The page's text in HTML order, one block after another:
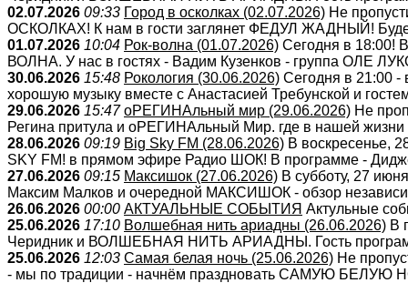
02.07.2026 09:33 Город в осколках (02.07.2026) Не
ОСКОЛКАХ! К нам в гости заглянет ФЕДУЛ ЖАДНЫЙ!
01.07.2026 10:04 Рок-волна (01.07.2026) Сегодня в 18:00!
ВОЛНА. У нас в гостях - Вадим Кузенков - группа ОЛЕ
30.06.2026 15:48 Рокология (30.06.2026) Сегодня в 21:00
хорошую музыку вместе с Анастасией Требунской и
29.06.2026 15:47 оРЕГИНАльный мир (29.06.2026) Не
Регина притула и оРЕГИНАльный Мир. где в нашей жизни
28.06.2026 09:19 Big Sky FM (28.06.2026) В воскресенье,
SKY FM! в прямом эфире Радио ШОК! В программе -
27.06.2026 09:15 Максишок (27.06.2026) В субботу, 27
Максим Малков и очередной МАКСИШОК - обзор
26.06.2026 00:00 АКТУАЛЬНЫЕ СОБЫТИЯ Актульные
25.06.2026 17:10 Волшебная нить ариадны (26.06.2026) В
Черидник и ВОЛШЕБНАЯ НИТЬ АРИАДНЫ. Гость
25.06.2026 12:03 Самая белая ночь (25.06.2026) Не
- мы по традиции - начнём праздновать САМУЮ БЕЛУЮ